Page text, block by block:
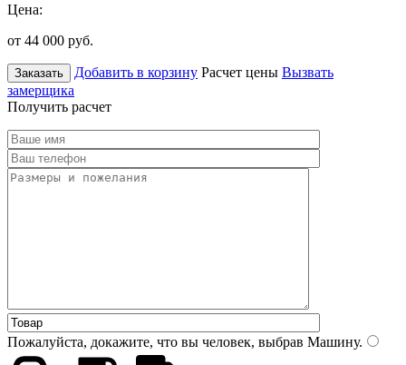
Цена:
от 44 000 руб.
Заказать Добавить в корзину Расчет цены Вызвать
замерщика
Получить расчет
Пожалуйста, докажите, что вы человек, выбрав Машину.